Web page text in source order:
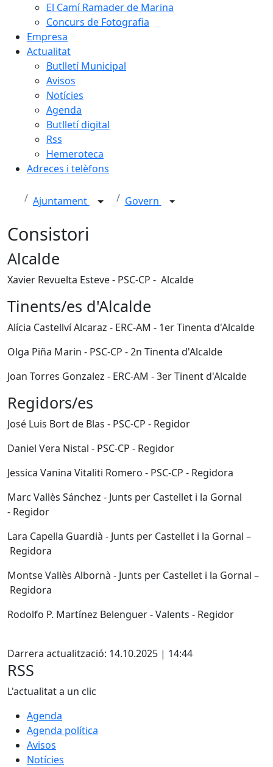
El Camí Ramader de Marina
Concurs de Fotografia
Empresa
Actualitat
Butlletí Municipal
Avisos
Notícies
Agenda
Butlletí digital
Rss
Hemeroteca
Adreces i telèfons
Ajuntament Govern
Consistori
Alcalde
Xavier Revuelta Esteve - PSC-CP - Alcalde
Tinents/es d'Alcalde
Alícia Castellví Alcaraz - ERC-AM - 1er Tinenta d'Alcalde
Olga Piña Marin - PSC-CP - 2n Tinenta d'Alcalde
Joan Torres Gonzalez - ERC-AM - 3er Tinent d'Alcalde
Regidors/es
José Luis Bort de Blas - PSC-CP - Regidor
Daniel Vera Nistal - PSC-CP - Regidor
Jessica Vanina Vitaliti Romero - PSC-CP - Regidora
Marc Vallès Sánchez - Junts per Castellet i la Gornal
- Regidor
Lara Capella Guardià - Junts per Castellet i la Gornal –
Regidora
Montse Vallès Albornà - Junts per Castellet i la Gornal –
Regidora
Rodolfo P. Martínez Belenguer - Valents - Regidor
Darrera actualització: 14.10.2025 | 14:44
RSS
L'actualitat a un clic
Agenda
Agenda política
Avisos
Notícies